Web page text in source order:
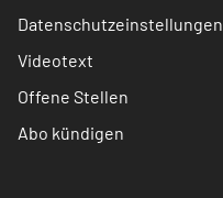
Datenschutzeinstellungen
Videotext
Offene Stellen
Abo kündigen